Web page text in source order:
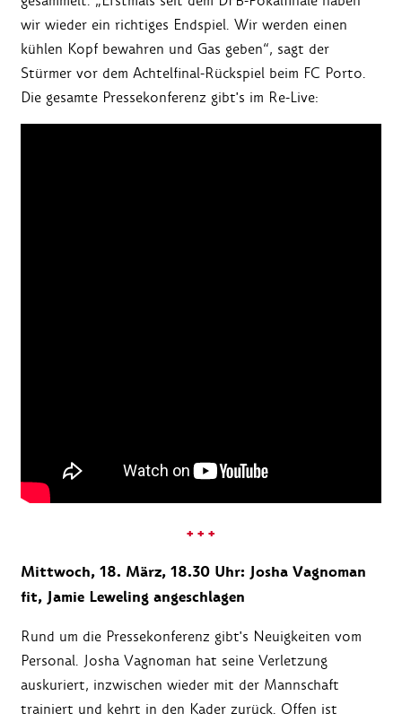
wir wieder ein richtiges Endspiel. Wir werden einen
kühlen Kopf bewahren und Gas geben“, sagt der
Stürmer vor dem Achtelfinal-Rückspiel beim FC Porto.
Die gesamte Pressekonferenz gibt's im Re-Live:
+ + +
Mittwoch, 18. März, 18.30 Uhr: Josha Vagnoman
fit, Jamie Leweling angeschlagen
Rund um die Pressekonferenz gibt's Neuigkeiten vom
Personal. Josha Vagnoman hat seine Verletzung
auskuriert, inzwischen wieder mit der Mannschaft
trainiert und kehrt in den Kader zurück. Offen ist